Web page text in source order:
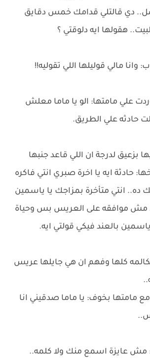
دي قالتلي قدامك خمس دقايق
هقولها ايه دلوقتي ؟
وانا مالي قوليلها اللي تقوليه!!
علي مامتها: الو يا ماما معلش
حادثه علي الطريق.
بزعيق لدرجة ان اللي قاعد جنبها
ايه يا اخرة صبري انتي فاكره
ده.. انتي متأخرة بمزاجك يا ياسمين
مش موافقه على العريس بس وحياة
بالعند فيكي قولتي ايه.
كلها وفهم ان هي جايلها عريس
مامتها بخوف: يا ماما صدقيني انا
مش عايزة اسمع منك ولا كلمه..